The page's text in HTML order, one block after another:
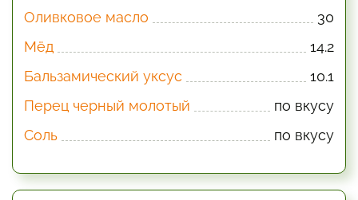
Оливковое масло
30
Мёд
14.2
Бальзамический уксус
10.1
Перец черный молотый
по вкусу
Соль
по вкусу